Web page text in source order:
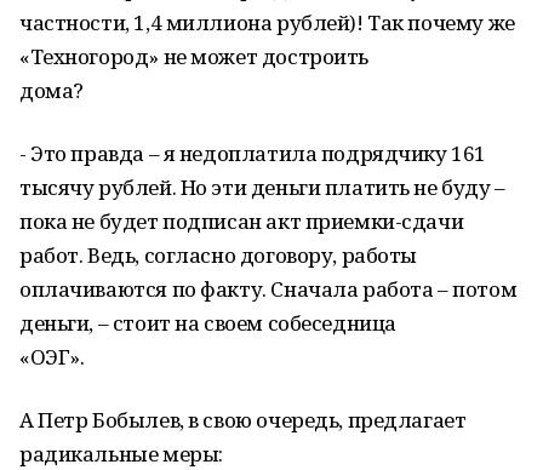
частности, 1,4 миллиона рублей)! Так почему же
«Техногород» не может достроить
дома?
- Это правда – я недоплатила подрядчику 161
тысячу рублей. Но эти деньги платить не буду –
пока не будет подписан акт приемки-сдачи
работ. Ведь, согласно договору, работы
оплачиваются по факту. Сначала работа – потом
деньги, – стоит на своем собеседница
«ОЭГ».
А Петр Бобылев, в свою очередь, предлагает
радикальные меры: